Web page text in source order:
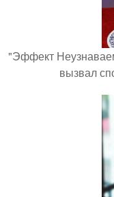
"Эффект
вызвал